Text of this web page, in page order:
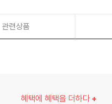
관련상품
혜택에 혜택을 더하다 +